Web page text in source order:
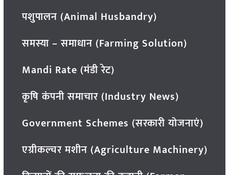
पशुपालन (Animal Husbandry)
समस्या – समाधान (Farming Solution)
Mandi Rate (मंडी रेट)
कृषि कंपनी समाचार (Industry News)
Government Schemes (सरकारी योजनाएं)
एग्रीकल्चर मशीन (Agriculture Machinery)